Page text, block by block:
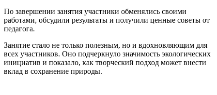
По завершении занятия участники обменялись своими
работами, обсудили результаты и получили ценные советы от
педагога.
Занятие стало не только полезным, но и вдохновляющим для
всех участников. Оно подчеркнуло значимость экологических
инициатив и показало, как творческий подход может внести
вклад в сохранение природы.